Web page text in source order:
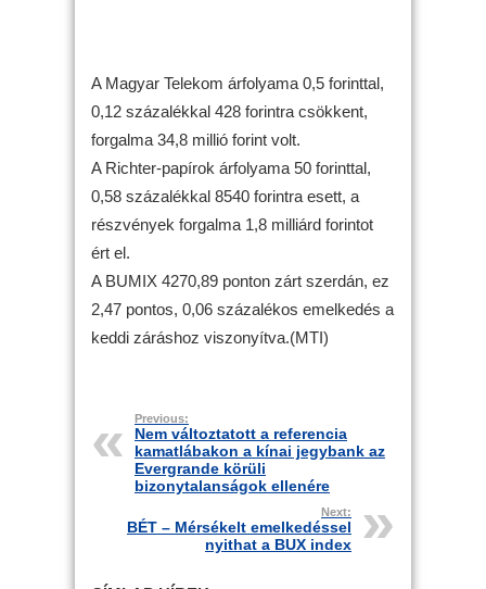
A Magyar Telekom árfolyama 0,5 forinttal,
0,12 százalékkal 428 forintra csökkent,
forgalma 34,8 millió forint volt.
A Richter-papírok árfolyama 50 forinttal,
0,58 százalékkal 8540 forintra esett, a
részvények forgalma 1,8 milliárd forintot
ért el.
A BUMIX 4270,89 ponton zárt szerdán, ez
2,47 pontos, 0,06 százalékos emelkedés a
keddi záráshoz viszonyítva.(MTI)
Previous:
Nem változtatott a referencia
kamatlábakon a kínai jegybank az
Evergrande körüli
bizonytalanságok ellenére
Next:
BÉT – Mérsékelt emelkedéssel
nyithat a BUX index